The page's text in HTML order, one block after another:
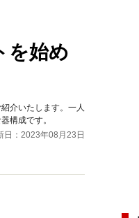
を始め
介いたします。一人
構成です。
日：2023年08月23日